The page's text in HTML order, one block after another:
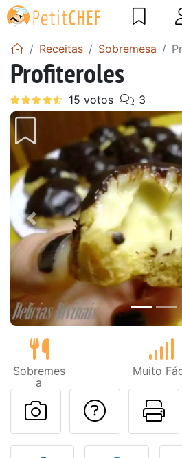
Receitas Sobremesa
Profiteroles
Anterior
Sobremes
a
Muito
Falar
Fez esta